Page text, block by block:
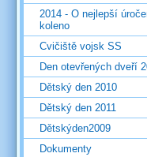
2014 - O nejlepší
koleno
Cvičiště vojsk SS
Den otevřených dveří
Dětský den 2010
Dětský den 2011
Dětskýden2009
Dokumenty